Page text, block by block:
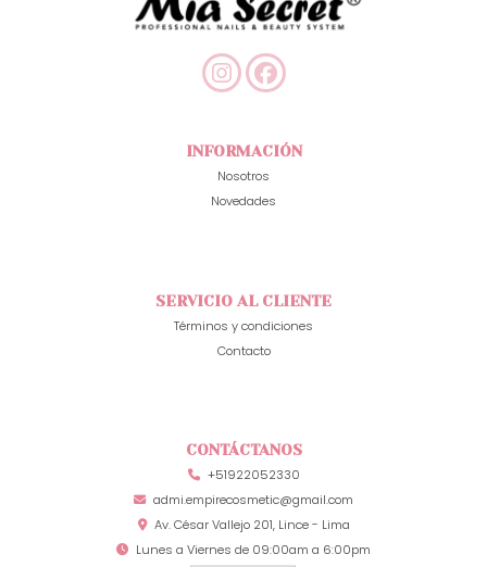
INFORMACIÓN
Nosotros
Novedades
SERVICIO AL CLIENTE
Términos y condiciones
Contacto
CONTÁCTANOS
+51922052330
admi.empirecosmetic@gmail.com
Av. César Vallejo 201, Lince - Lima
Lunes a Viernes de 09:00am a 6:00pm